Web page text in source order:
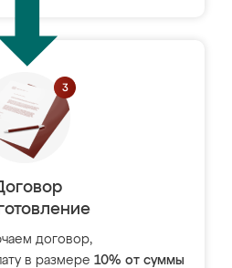
договор,
в размере 10% от суммы